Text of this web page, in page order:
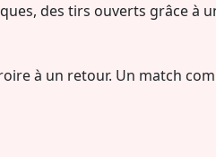
des tirs ouverts grâce à
à un retour. Un match